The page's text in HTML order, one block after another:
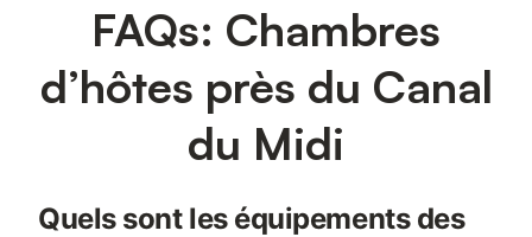
FAQs: Chambres
d’hôtes près du Canal
du Midi
Quels sont les équipements des